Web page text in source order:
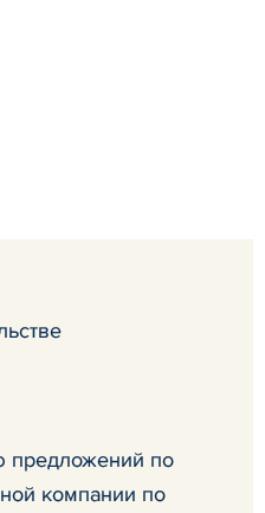
по
компании по